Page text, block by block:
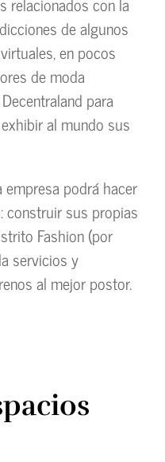
de algunos
en pocos
de moda
para
al mundo sus
empresa podrá hacer
construir sus propias
Fashion (por
servicios y
al mejor postor.